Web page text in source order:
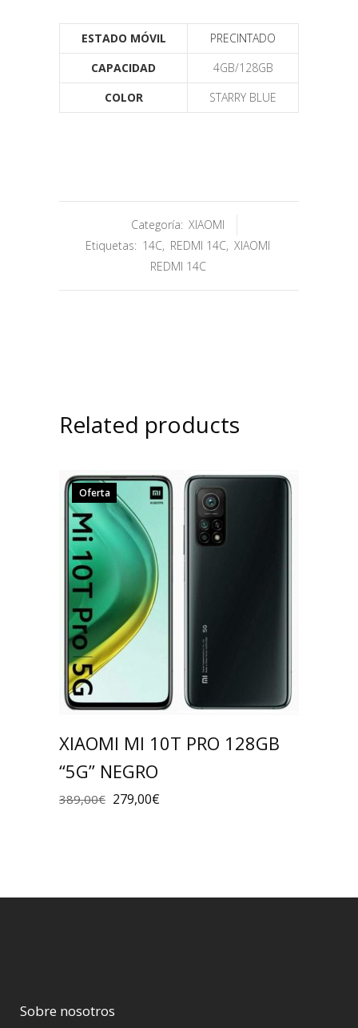
ESTADO MÓVIL
PRECINTADO
CAPACIDAD
4GB/128GB
COLOR
STARRY BLUE
Categoría: XIAOMI
Etiquetas: 14C, REDMI 14C, XIAOMI
REDMI 14C
Related products
Oferta
XIAOMI MI 10T PRO 128GB
“5G” NEGRO
389,00€ 279,00€
Sobre nosotros